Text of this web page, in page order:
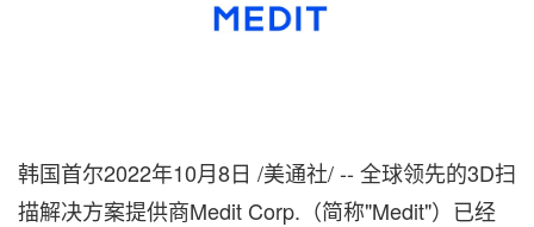
韩国首尔2022年10月8日 /美通社/ -- 全球领先的3D扫
描解决方案提供商Medit Corp.（简称"Medit"）已经